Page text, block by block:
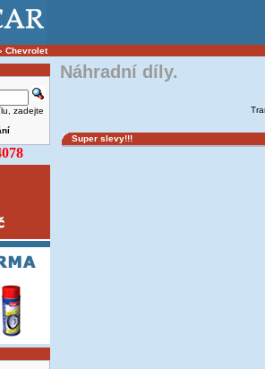
Chevrolet
zadejte
Náhradní díly.
Super slevy!!!